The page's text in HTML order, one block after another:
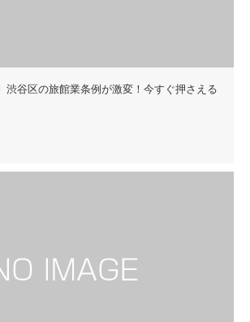
渋谷区の旅館業条例が激変！今すぐ押さえる